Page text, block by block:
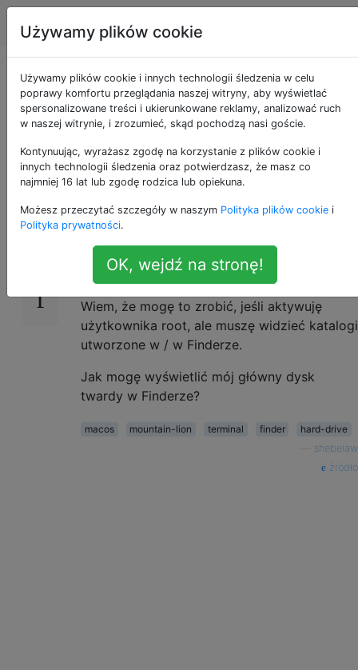
Apple Tagi
Jak sprawić, by dysk
twardy był widoczny
w Finderze?
33
W systemie OS X Lion nie widzę dysku
mam uprawnień do utworzenia folderu w / z
terminala.
Wiem, że mogę to zrobić, jeśli aktywuję
użytkownika root, ale muszę widzieć katalogi
utworzone w / w Finderze.
Jak mogę wyświetlić mój główny dysk
twardy w Finderze?
macos mountain-lion terminal finder
hard-drive
shebelaw
źródło
Używamy plików cookie
Używamy plików cookie i innych technologii śledzenia w celu
poprawy komfortu przeglądania naszej witryny, aby wyświetlać
spersonalizowane treści i ukierunkowane reklamy, analizować ruch
w naszej witrynie, i zrozumieć, skąd pochodzą nasi goście.
Kontynuując, wyrażasz zgodę na korzystanie z plików cookie i
innych technologii śledzenia oraz potwierdzasz, że masz co
najmniej 16 lat lub zgodę rodzica lub opiekuna.
Możesz przeczytać szczegóły w naszym Polityka plików cookie i
Polityka prywatności.
OK, wejdź na stronę!